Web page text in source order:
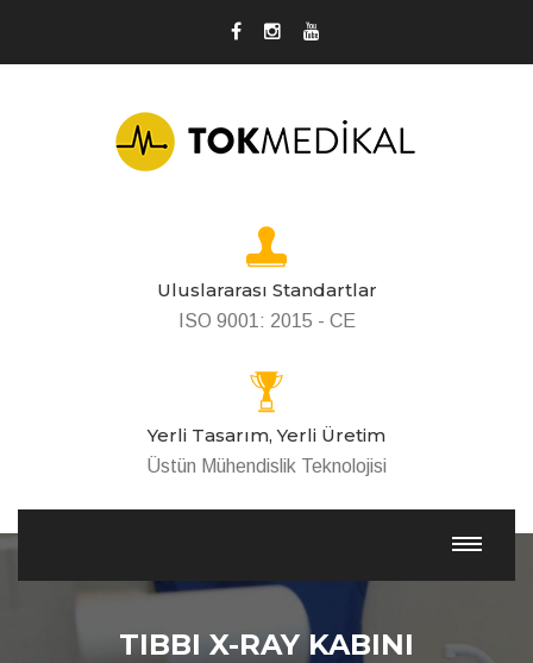
Uluslararası Standartlar
ISO 9001: 2015 - CE
Yerli Tasarım, Yerli Üretim
Üstün Mühendislik Teknolojisi
TIBBI X-RAY KABINI